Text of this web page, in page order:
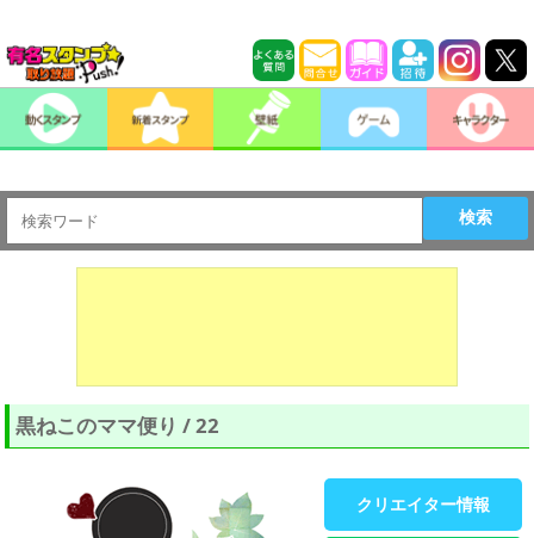
検索
黒ねこのママ便り / 22
クリエイター情報